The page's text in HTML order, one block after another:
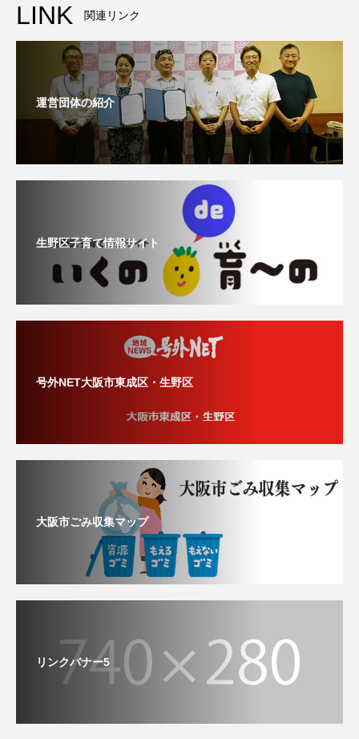
LINK 関連リンク
運営団体の紹介
生野区子育て情報サイト
号外NET大阪市東成区・生野区
大阪市ごみ収集マップ
リンクバナー5